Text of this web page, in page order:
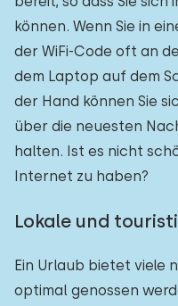
können. Wenn Sie in
der WiFi-Code oft an
dem Laptop auf dem
der Hand können Sie
über die neuesten
halten. Ist es nicht
Internet zu haben?
Lokale und
Ein Urlaub bietet viele
optimal genossen